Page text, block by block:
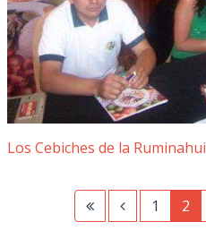
Los Cebiches de la Ruminahui
1 2